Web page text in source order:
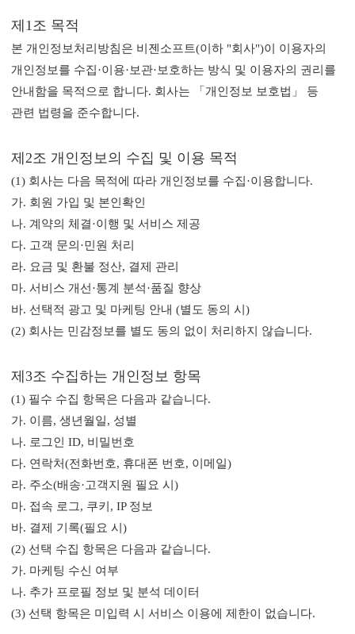
제1조 목적
본 개인정보처리방침은 비젠소프트(이하 "회사")이 이용자의
개인정보를 수집·이용·보관·보호하는 방식 및 이용자의 권리를
안내함을 목적으로 합니다. 회사는 「개인정보 보호법」 등
관련 법령을 준수합니다.
제2조 개인정보의 수집 및 이용 목적
(1) 회사는 다음 목적에 따라 개인정보를 수집·이용합니다.
가. 회원 가입 및 본인확인
나. 계약의 체결·이행 및 서비스 제공
다. 고객 문의·민원 처리
라. 요금 및 환불 정산, 결제 관리
마. 서비스 개선·통계 분석·품질 향상
바. 선택적 광고 및 마케팅 안내 (별도 동의 시)
(2) 회사는 민감정보를 별도 동의 없이 처리하지 않습니다.
제3조 수집하는 개인정보 항목
(1) 필수 수집 항목은 다음과 같습니다.
가. 이름, 생년월일, 성별
나. 로그인 ID, 비밀번호
다. 연락처(전화번호, 휴대폰 번호, 이메일)
라. 주소(배송·고객지원 필요 시)
마. 접속 로그, 쿠키, IP 정보
바. 결제 기록(필요 시)
(2) 선택 수집 항목은 다음과 같습니다.
가. 마케팅 수신 여부
나. 추가 프로필 정보 및 분석 데이터
(3) 선택 항목은 미입력 시 서비스 이용에 제한이 없습니다.